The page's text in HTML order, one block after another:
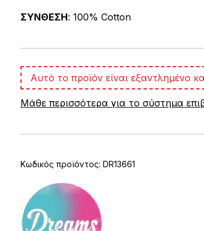
ΣΥΝΘΕΣΗ: 100% Cotton
Αυτό το προϊόν είναι εξαντλημένο
Μάθε περισσότερα για το σύστημα
Κωδικός προϊόντος: DR13661